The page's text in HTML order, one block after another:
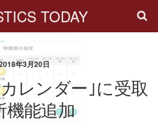
TODAY
年3月20日
レンダー｣に受取
機能追加